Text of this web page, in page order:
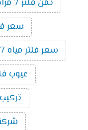
ثمن فلتر 7 مراحل
سعر فلتر 7
سعر فلتر مياه 7 مراحل تايوانى امريكي 2019
عيوب
تركيب